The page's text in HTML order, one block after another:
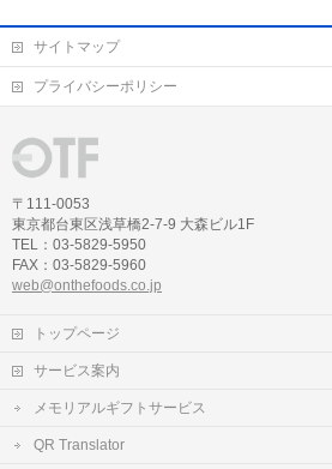
サイトマップ
プライバシーポリシー
〒111-0053
東京都台東区浅草橋2-7-9 大森ビル1F
TEL：03-5829-5950
FAX：03-5829-5960
web@onthefoods.co.jp
トップページ
サービス案内
メモリアルギフトサービス
QR Translator